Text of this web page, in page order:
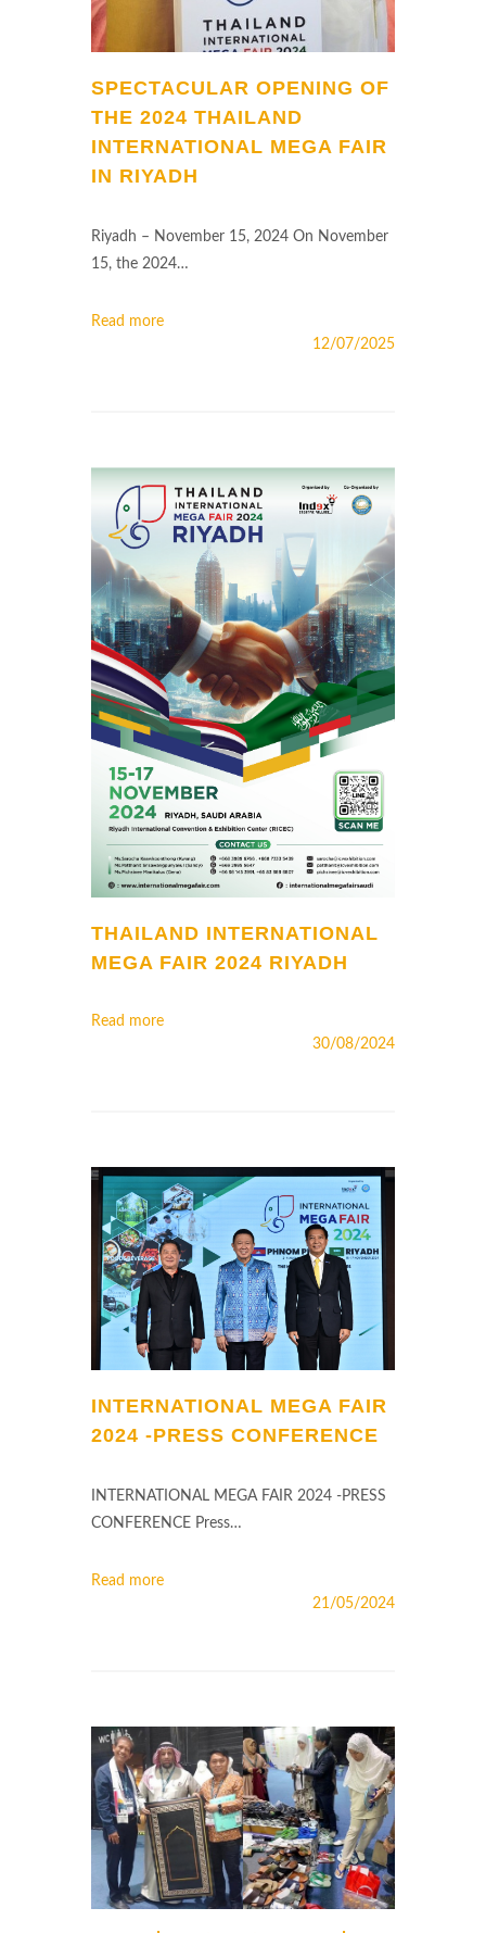
SPECTACULAR OPENING OF
THE 2024 THAILAND
INTERNATIONAL MEGA FAIR
IN RIYADH
Riyadh – November 15, 2024 On November
15, the 2024…
Read more
12/07/2025
THAILAND INTERNATIONAL
MEGA FAIR 2024 RIYADH
Read more
30/08/2024
INTERNATIONAL MEGA FAIR
2024 -PRESS CONFERENCE
INTERNATIONAL MEGA FAIR 2024 -PRESS
CONFERENCE Press…
Read more
21/05/2024